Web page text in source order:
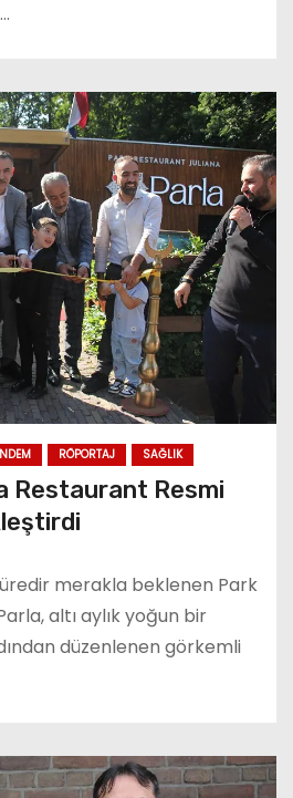
RÖPORTAJ SAĞLIK
Restaurant Resmi
merakla beklenen Park
altı aylık yoğun bir
düzenlenen görkemli